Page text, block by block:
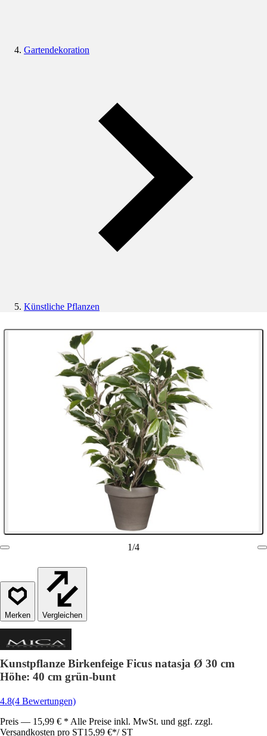
Gartendekoration
Künstliche Pflanzen
1/4
Vergleichen
Kunstpflanze Birkenfeige Ficus natasja Ø 30 cm
Höhe: 40 cm grün-bunt
4.8(4 Bewertungen)
Preis — 15,99 € * Alle Preise inkl. MwSt. und ggf. zzgl.
Versandkosten pro ST15,99 €*/ ST